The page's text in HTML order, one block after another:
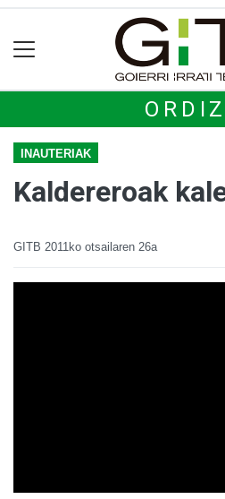
INAUTERIAK
Kaldereroak
GITB 2011ko otsailaren 26a